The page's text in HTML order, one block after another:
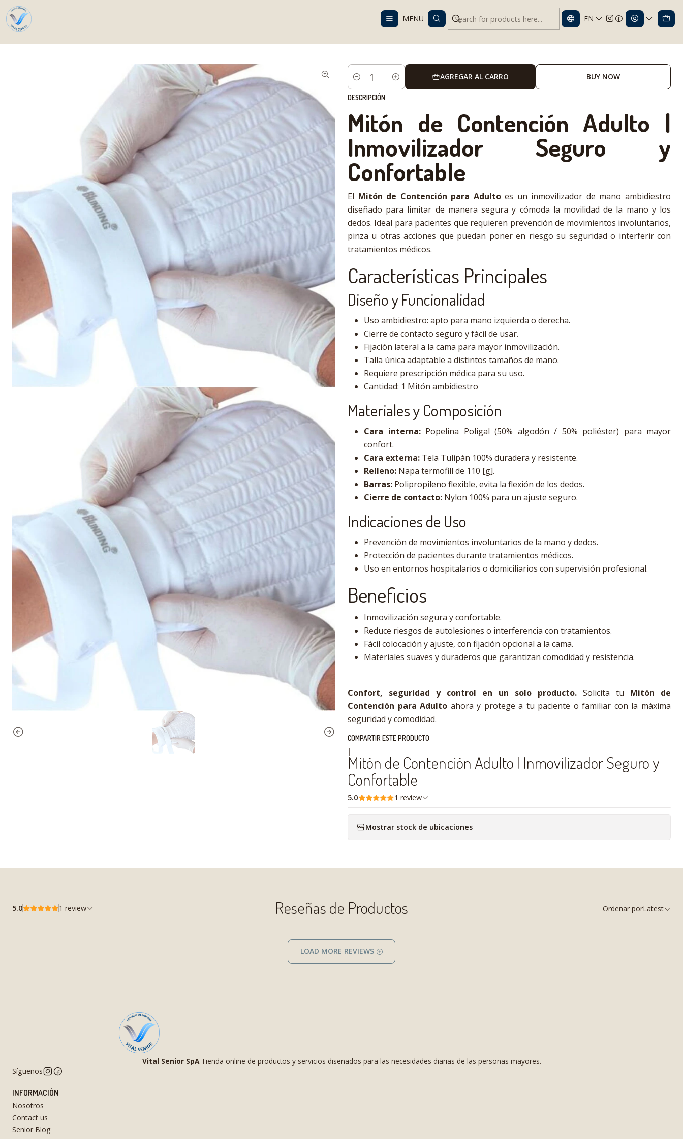
MENU EN
Despacho gratis en RM desde $100.000. Revisa las condiciones.
Mitón de Contención Adulto | Inmovilizador Seguro y Confortable
Cantidad
AGREGAR AL CARRO BUY NOW
DESCRIPCIÓN
Mitón de Contención Adulto |
Inmovilizador Seguro y
Confortable
El Mitón de Contención para Adultoes un inmovilizador de mano ambidiestro
diseñado para limitar de manera segura y cómoda la movilidad de la mano y los
dedos. Ideal para pacientes que requieren prevención de movimientos involuntarios,
pinza u otras acciones que puedan poner en riesgo su seguridad o interferir con
tratamientos médicos.
Características Principales
Diseño y Funcionalidad
Uso ambidiestro: apto para mano izquierda o derecha.
Cierre de contacto seguro y fácil de usar.
Fijación lateral a la cama para mayor inmovilización.
Talla única adaptable a distintos tamaños de mano.
Requiere prescripción médica para su uso.
Cantidad: 1 Mitón ambidiestro
Materiales y Composición
Cara interna:Popelina Poligal (50% algodón / 50% poliéster) para mayor
confort.
Cara externa: Tela Tulipán 100% duradera y resistente.
Relleno: Napa termofill de 110 [g].
Barras: Polipropileno flexible, evita la flexión de los dedos.
Cierre de contacto: Nylon 100% para un ajuste seguro.
Indicaciones de Uso
Prevención de movimientos involuntarios de la mano y dedos.
Protección de pacientes durante tratamientos médicos.
Uso en entornos hospitalarios o domiciliarios con supervisión profesional.
Beneficios
Inmovilización segura y confortable.
Reduce riesgos de autolesiones o interferencia con tratamientos.
Fácil colocación y ajuste, con fijación opcional a la cama.
Materiales suaves y duraderos que garantizan comodidad y resistencia.
Confort, seguridad y control en un solo producto. Solicita tu Mitón de
Contención para Adulto ahora y protege a tu paciente o familiar con la máxima
seguridad y comodidad.
COMPARTIR ESTE PRODUCTO
|
Mitón de Contención Adulto | Inmovilizador Seguro y
Confortable
5.0 1 review
Mostrar stock de ubicaciones
Reseñas de Productos
5.0 1 review Ordenar porLatest
LOAD MORE REVIEWS
Vital Senior SpATienda online de productos y servicios diseñados para las necesidades diarias de las personas mayores.
Síguenos
INFORMACIÓN
Nosotros
Contact us
Senior Blog